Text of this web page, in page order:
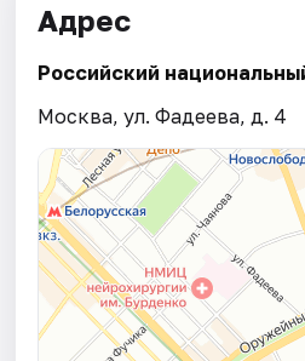
Адрес
Российский
Москва, ул. Фадеева, д. 4